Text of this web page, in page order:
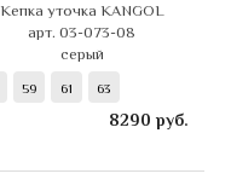
Кепка уточка KANGOL
арт. 03-073-08
серый
59 61 63
8290 руб.